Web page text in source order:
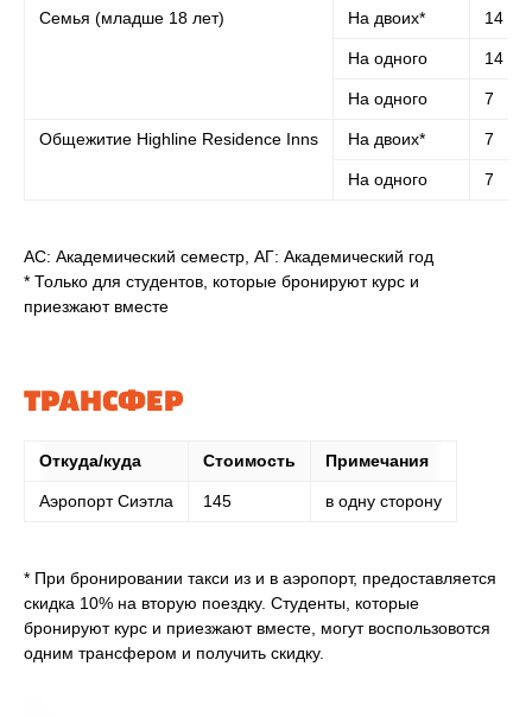
Семья (младше 18 лет) На двоих* 14
На одного 14
На одного 7
Общежитие Highline Residence Inns На двоих* 7
На одного 7
АС: Академический семестр, АГ: Академический год
* Только для студентов, которые бронируют курс и
приезжают вместе
ТРАНСФЕР
Откуда/куда Стоимость Примечания
Аэропорт Сиэтла 145 в одну сторону
* При бронировании такси из и в аэропорт, предоставляется
скидка 10% на вторую поездку. Студенты, которые
бронируют курс и приезжают вместе, могут воспользовотся
одним трансфером и получить скидку.